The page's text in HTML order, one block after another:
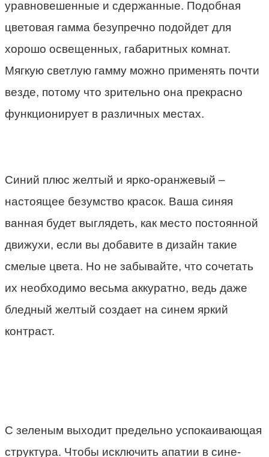
уравновешенные и сдержанные. Подобная
цветовая гамма безупречно подойдет для
хорошо освещенных, габаритных комнат.
Мягкую светлую гамму можно применять почти
везде, потому что зрительно она прекрасно
функционирует в различных местах.
Синий плюс желтый и ярко-оранжевый –
настоящее безумство красок. Ваша синяя
ванная будет выглядеть, как место постоянной
движухи, если вы добавите в дизайн такие
смелые цвета. Но не забывайте, что сочетать
их необходимо весьма аккуратно, ведь даже
бледный желтый создает на синем яркий
контраст.
С зеленым выходит предельно успокаивающая
структура. Чтобы исключить апатии в сине-